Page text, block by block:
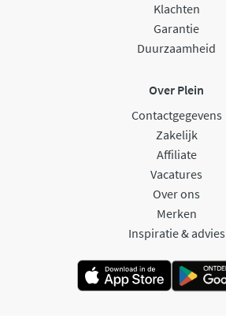
Klachten
Garantie
Duurzaamheid
Over Plein
Contactgegevens
Zakelijk
Affiliate
Vacatures
Over ons
Merken
Inspiratie & advies